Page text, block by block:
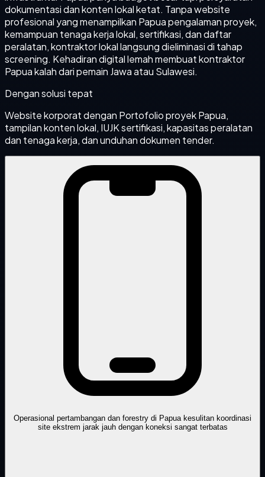
dokumentasi dan konten lokal ketat. Tanpa website
profesional yang menampilkan Papua pengalaman proyek,
kemampuan tenaga kerja lokal, sertifikasi, dan daftar
peralatan, kontraktor lokal langsung dieliminasi di tahap
screening. Kehadiran digital lemah membuat kontraktor
Papua kalah dari pemain Jawa atau Sulawesi.
Dengan solusi tepat
Website korporat dengan Portofolio proyek Papua,
tampilan konten lokal, IUJK sertifikasi, kapasitas peralatan
dan tenaga kerja, dan unduhan dokumen tender.
Operasional pertambangan dan forestry di Papua kesulitan koordinasi
site ekstrem jarak jauh dengan koneksi sangat terbatas